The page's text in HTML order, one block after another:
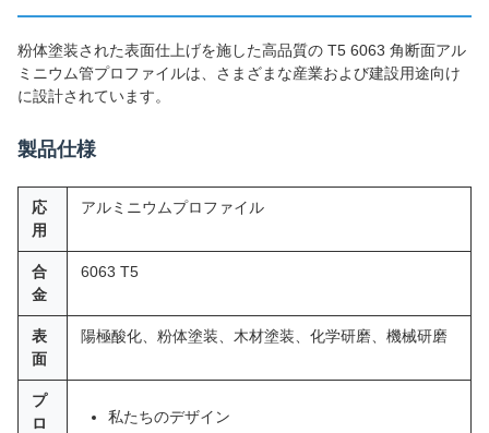
粉体塗装された表面仕上げを施した高品質の T5 6063 角断面アル
ミニウム管プロファイルは、さまざまな産業および建設用途向け
に設計されています。
製品仕様
応
用
アルミニウムプロファイル
合
金
6063 T5
表
面
陽極酸化、粉体塗装、木材塗装、化学研磨、機械研磨
プ
ロ
私たちのデザイン